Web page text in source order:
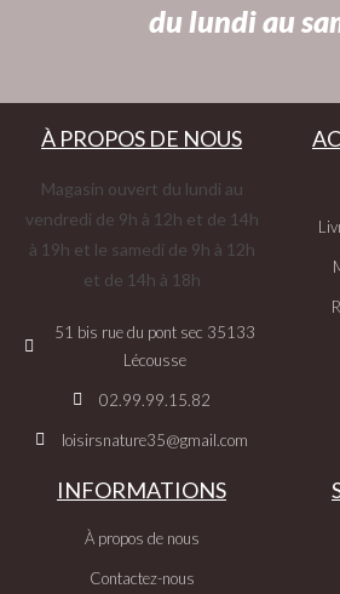
du lundi au
À PROPOS DE NOUS
Magasin ouvert du lundi au
vendredi de 9h à 12h et de 14h
à 19h et le samedi de 9h à 12h
et de 14h à 18h
51 bis rue du pont sec 35133
Lécousse
02.99.99.15.82
loisirsnature35@gmail.com
INFORMATIONS
À propos de nous
Contactez-nous